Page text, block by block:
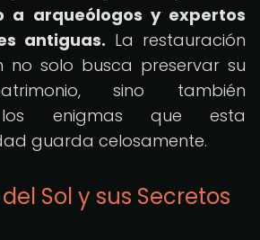
a arqueólogos y expertos
antiguas. La restauración
no solo busca preservar su
sino también
los enigmas que esta
guarda celosamente.
Sol y sus Secretos